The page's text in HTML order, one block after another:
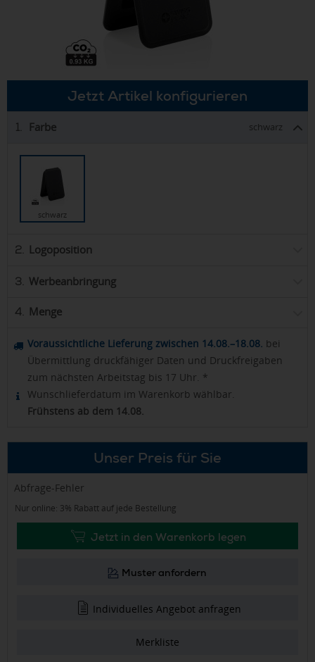
Jetzt Artikel konfigurieren
1. Farbe schwarz
schwarz
2. Logoposition
3. Werbeanbringung
4. Menge
Voraussichtliche Lieferung zwischen 14.08.–18.08. bei
Übermittlung druckfähiger Daten und Druckfreigaben
zum nächsten Arbeitstag bis 17 Uhr. *
Wunschlieferdatum im Warenkorb wählbar.
Frühstens ab dem 14.08.
Unser Preis für Sie
Abfrage-Fehler
Nur online: 3% Rabatt auf jede Bestellung
Jetzt in den Warenkorb legen
Muster anfordern
Individuelles Angebot anfragen
Merkliste